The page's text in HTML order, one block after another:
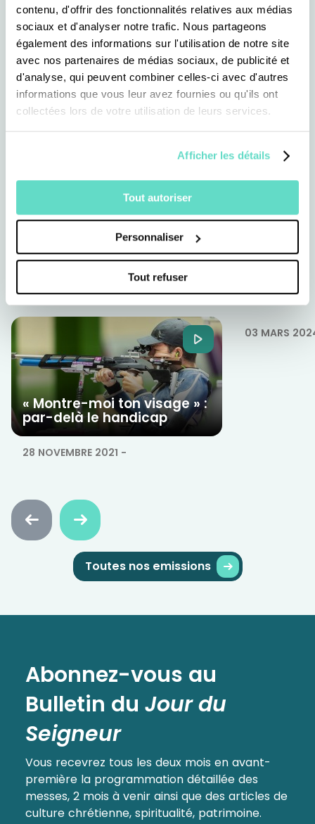
contenu, d'offrir des fonctionnalités relatives aux médias
sociaux et d'analyser notre trafic. Nous partageons
également des informations sur l'utilisation de notre site
avec nos partenaires de médias sociaux, de publicité et
d'analyse, qui peuvent combiner celles-ci avec d'autres
informations que vous leur avez fournies ou qu'ils ont
collectées lors de votre utilisation de leurs services.
Afficher les détails
Tout autoriser
Personnaliser
Tout refuser
Revoir toutes
nos autres emissions
« Montre-moi ton visage » :
par-delà le handicap
28 NOVEMBRE 2021 -
03 MARS
Faire
défiler
Faire
défiler
avant
Toutes nos emissions
Abonnez-vous au
Bulletin du Jour du
Seigneur
Vous recevrez tous les deux mois en avant-
première la programmation détaillée des
messes, 2 mois à venir ainsi que des articles de
culture chrétienne, spiritualité, patrimoine.